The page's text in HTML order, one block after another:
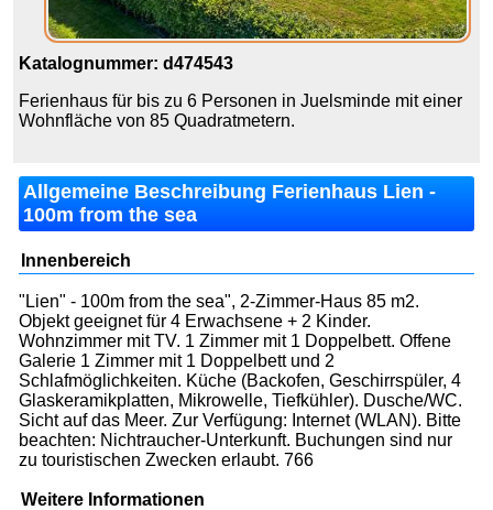
Katalognummer: d474543
Ferienhaus für bis zu 6 Personen in Juelsminde mit einer
Wohnfläche von 85 Quadratmetern.
Allgemeine Beschreibung Ferienhaus Lien -
100m from the sea
Innenbereich
"Lien" - 100m from the sea", 2-Zimmer-Haus 85 m2.
Objekt geeignet für 4 Erwachsene + 2 Kinder.
Wohnzimmer mit TV. 1 Zimmer mit 1 Doppelbett. Offene
Galerie 1 Zimmer mit 1 Doppelbett und 2
Schlafmöglichkeiten. Küche (Backofen, Geschirrspüler, 4
Glaskeramikplatten, Mikrowelle, Tiefkühler). Dusche/WC.
Sicht auf das Meer. Zur Verfügung: Internet (WLAN). Bitte
beachten: Nichtraucher-Unterkunft. Buchungen sind nur
zu touristischen Zwecken erlaubt. 766
Weitere Informationen